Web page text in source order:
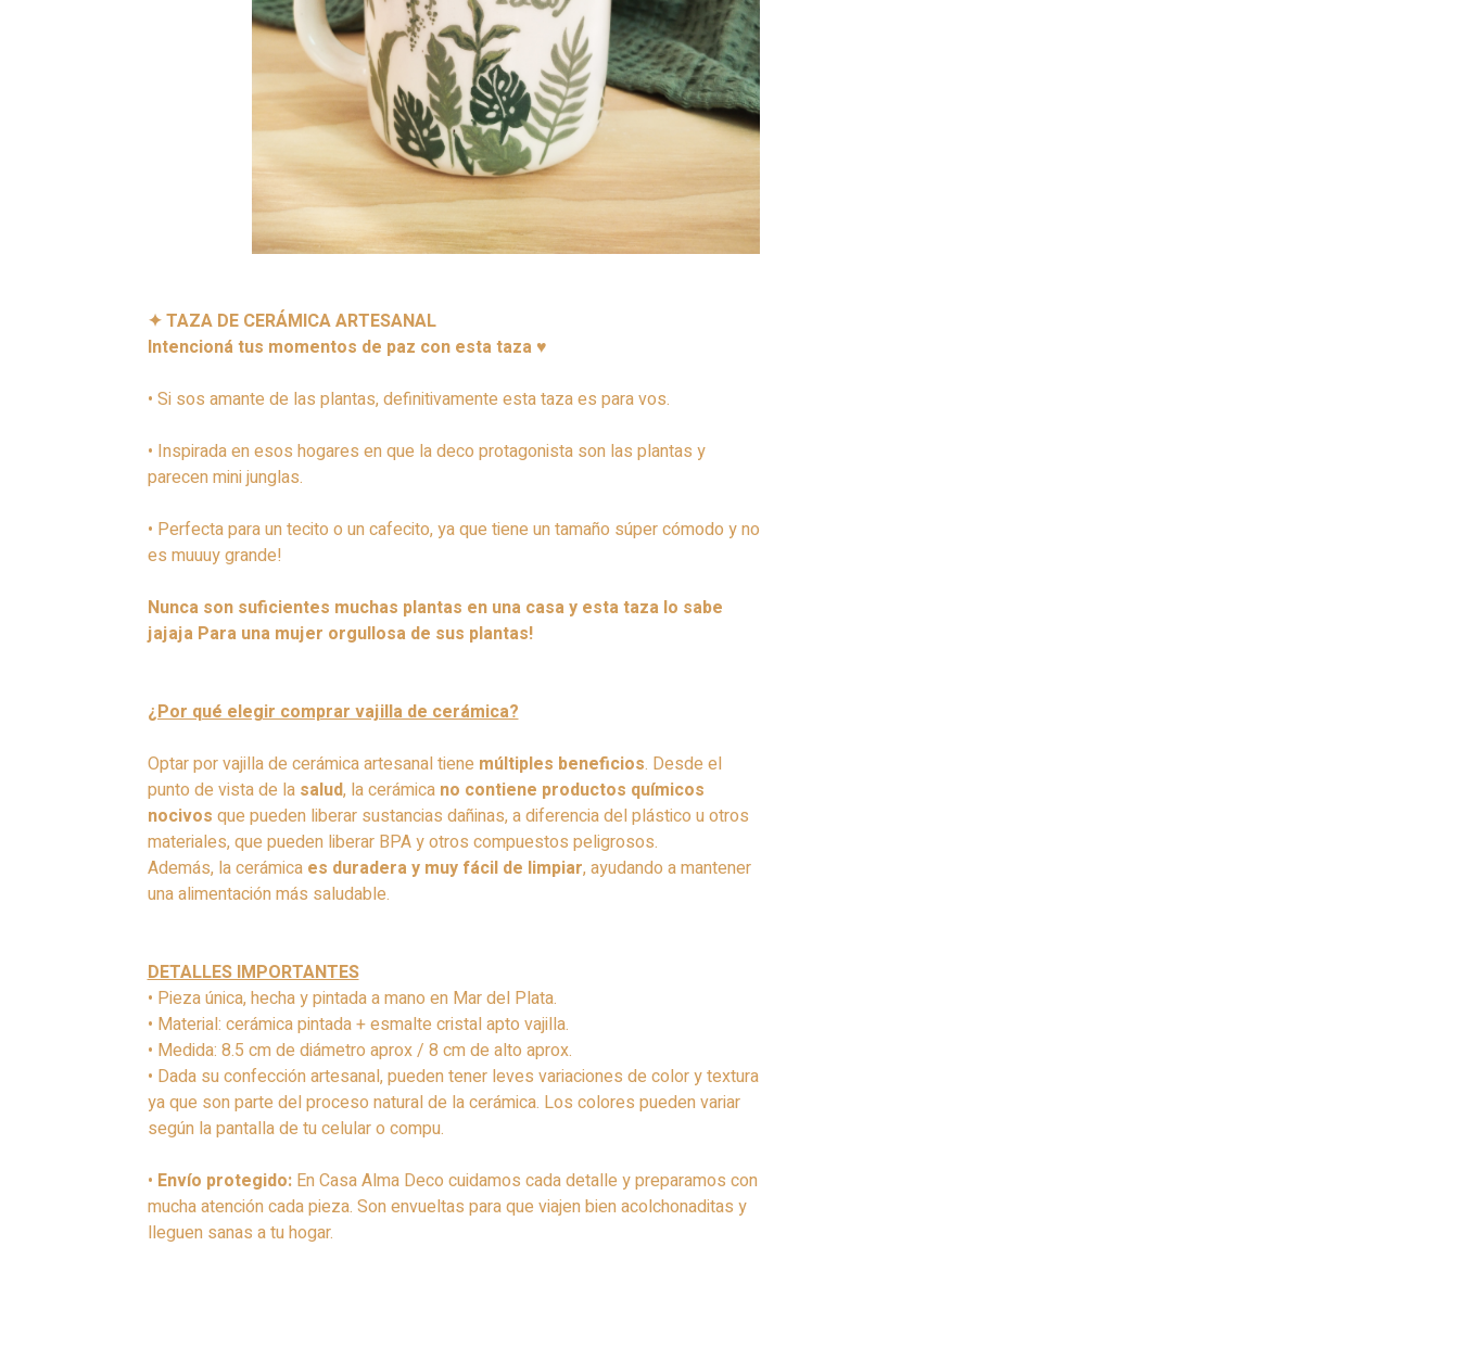
✦ TAZA DE CERÁMICA ARTESANAL
Intencioná tus momentos de paz con esta taza♥
• Si sos amante de las plantas, definitivamente esta taza es para vos.
• Inspirada en esos hogares en que la deco protagonista son las plantas y
parecen mini junglas.
• Perfecta para un tecito o un cafecito, ya que tiene un tamaño súper cómodo y no
es muuuy grande!
Nunca son suficientes muchas plantas en una casa y esta taza lo sabe
jajaja Para una mujer orgullosa de sus plantas!
¿Por qué elegir comprar vajilla de cerámica?
Optar por vajilla de cerámica artesanal tiene múltiples beneficios. Desde el
punto de vista de la salud, la cerámica no contiene productos químicos
nocivos que pueden liberar sustancias dañinas, a diferencia del plástico u otros
materiales, que pueden liberar BPA y otros compuestos peligrosos.
Además, la cerámica es duradera y muy fácil de limpiar, ayudando a mantener
una alimentación más saludable.
DETALLES IMPORTANTES
• Pieza única, hecha y pintada a mano en Mar del Plata.
• Material: cerámica pintada + esmalte cristal apto vajilla.
• Medida: 8.5 cm de diámetro aprox / 8 cm de alto aprox.
• Dada su confección artesanal, pueden tener leves variaciones de color y textura
ya que son parte del proceso natural de la cerámica. Los colores pueden variar
según la pantalla de tu celular o compu.
• Envío protegido:En Casa Alma Deco cuidamos cada detalle y preparamos con
mucha atención cada pieza. Son envueltas para que viajen bien acolchonaditas y
lleguen sanas a tu hogar.